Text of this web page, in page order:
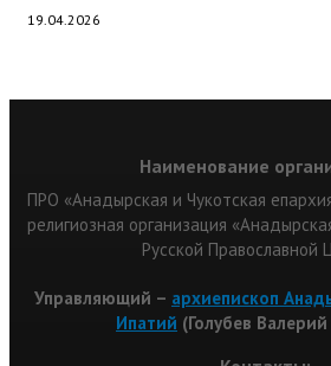
19.04.2026
Наименование
ПРО «Анадырская и Чукотская
религиозная организация
Русской Православной
Управляющий – архиепископ
Ипатий (Голубев